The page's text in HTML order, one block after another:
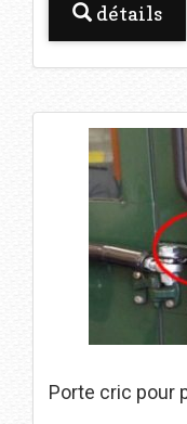
détails
Porte cric pour